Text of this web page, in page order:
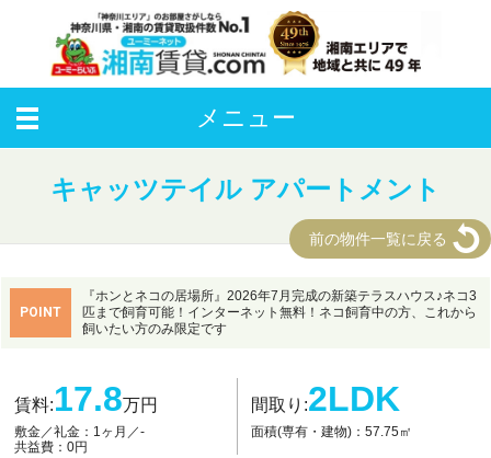
メニュー
キャッツテイル アパートメント
前の物件一覧に戻る
POINT
『ホンとネコの居場所』2026年7月完成の新築テラスハウス♪ネコ3
匹まで飼育可能！インターネット無料！ネコ飼育中の方、これから
飼いたい方のみ限定です
賃料:17.8万円
敷金／礼金： 1ヶ月／-
共益費：0円
間取り:2LDK
面積(専有・建物)：57.75㎡